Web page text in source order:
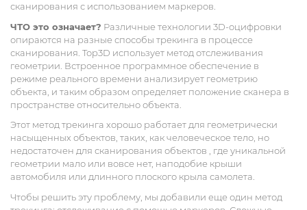
сканирования с использованием маркеров.
ЧТО это означает? Различные технологии 3D-оцифровки
опираются на разные способы трекинга в процессе
сканирования. Тор3D использует метод отслеживания
геометрии. Встроенное программное обеспечение в
режиме реального времени анализирует геометрию
объекта, и таким образом определяет положение сканера в
пространстве относительно объекта.
Этот метод трекинга хорошо работает для геометрически
насыщенных объектов, таких, как человеческое тело, но
недостаточен для сканирования объектов , где уникальной
геометрии мало или вовсе нет, наподобие крыши
автомобиля или длинного плоского крыла самолета.
Чтобы решить эту проблему, мы добавили еще один метод